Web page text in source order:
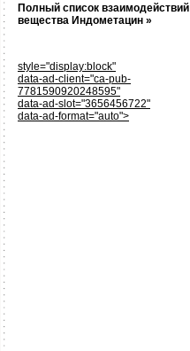
Полный список взаимодействий
вещества Индометацин »
style="display:block"
data-ad-client="ca-pub-
7781590920248595"
data-ad-slot="3656456722"
data-ad-format="auto">